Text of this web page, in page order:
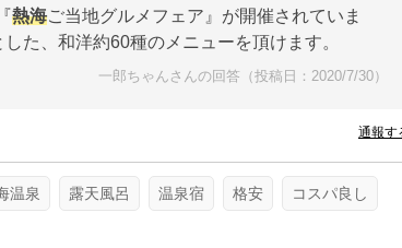
熱海ご当地グルメフェア』が開催されていま
た、和洋約60種のメニューを頂けます。
一郎ちゃんさんの回答（投稿日：2020/7/30）
通報す
温泉 露天風呂 温泉宿 格安 コスパ良し